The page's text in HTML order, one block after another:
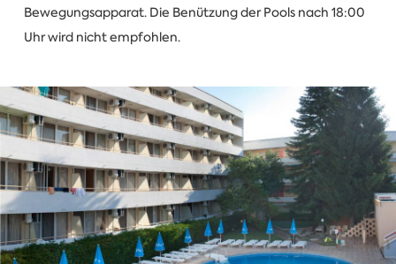
Bewegungsapparat. Die Benützung der Pools nach 18:00
Uhr wird nicht empfohlen.